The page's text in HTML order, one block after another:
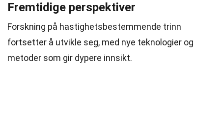
Fremtidige perspektiver
Forskning på hastighetsbestemmende trinn
fortsetter å utvikle seg, med nye teknologier og
metoder som gir dypere innsikt.